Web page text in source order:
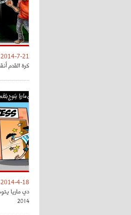
2014-7-21
كرة القدم
2014-4-18
دي ماريا
2014